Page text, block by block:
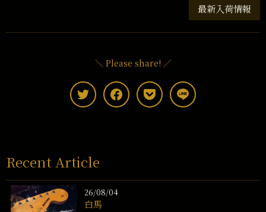
最新入荷情報
＼ Please share! ／
Recent Article
26/08/04
白馬